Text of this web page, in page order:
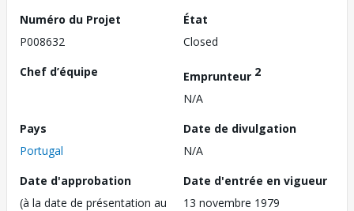
Numéro du Projet
P008632
État
Closed
Chef d’équipe
Emprunteur 2
N/A
Pays
Portugal
Date de divulgation
N/A
Date d'approbation
(à la date de présentation au
Date d'entrée en vigueur
13 novembre 1979